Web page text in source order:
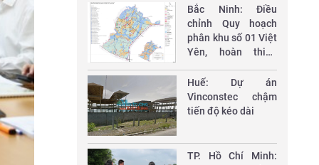
quyền 2 cấp
Bắc Ninh: Điều
chỉnh Quy hoạch
phân khu số 01 Việt
Yên, hoàn thiện
xanh, hiện đại
Huế: Dự án
Vinconstec chậm
tiến độ kéo dài
TP. Hồ Chí Minh: